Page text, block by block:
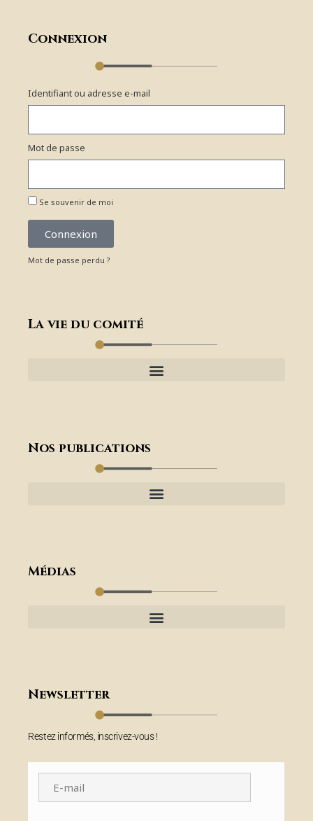
Connexion
Identifiant ou adresse e-mail
Mot de passe
Se souvenir de moi
Connexion
Mot de passe perdu ?
La vie du comité
Nos publications
Médias
Newsletter
Restez informés, inscrivez-vous !